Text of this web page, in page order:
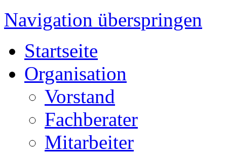
Navigation überspringen
Startseite
Organisation
Vorstand
Fachberater
Mitarbeiter